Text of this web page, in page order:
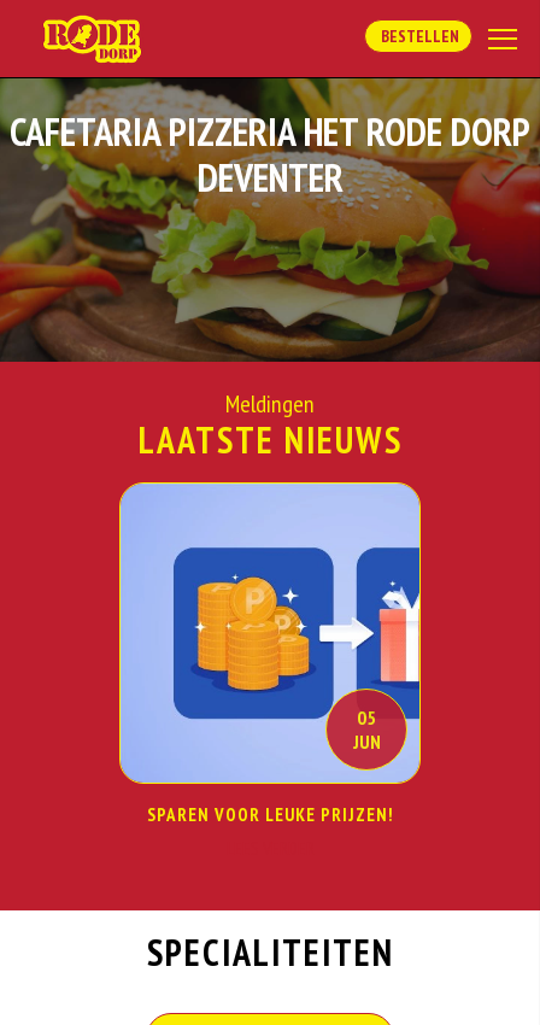
BESTELLEN
CAFETARIA PIZZERIA HET RODE DORP
DEVENTER
Meldingen
LAATSTE NIEUWS
05
JUN
SPAREN VOOR LEUKE PRIJZEN!
SPECIALITEITEN